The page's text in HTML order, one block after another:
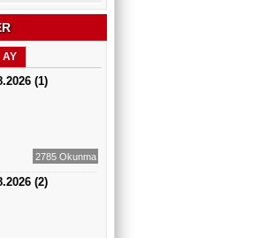
ÖZDEMİR
SEN VARSIN
MEHMET
BEREKETİN
BULUŞMASI
AY
(1)
2785 Okunma
(2)